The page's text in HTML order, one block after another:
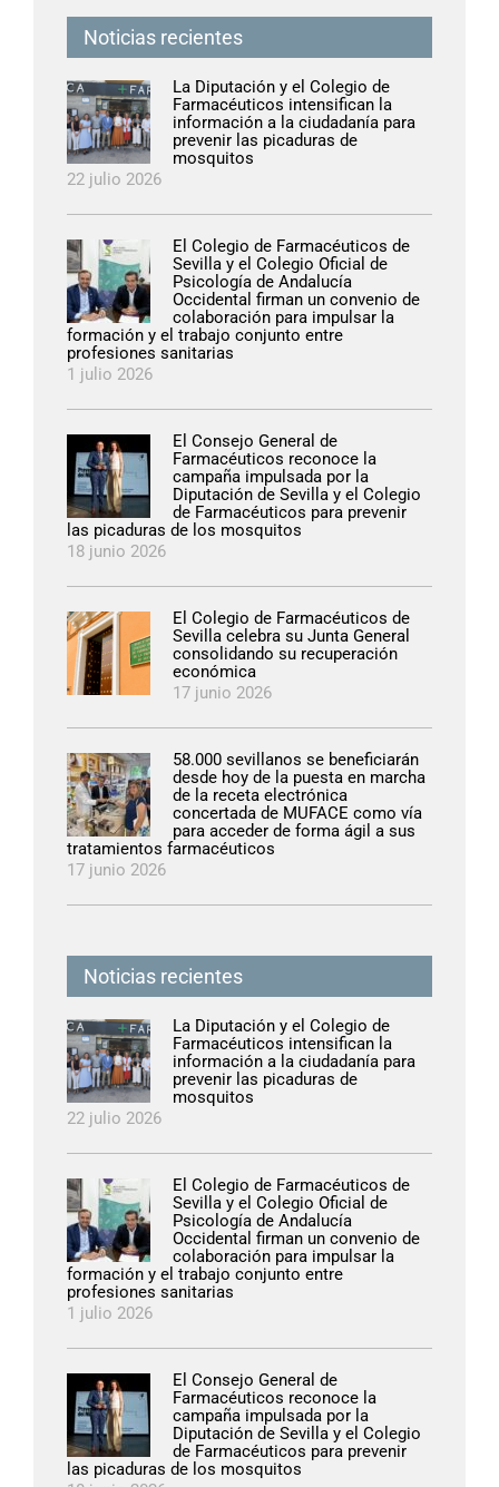
Noticias recientes
La Diputación y el Colegio de
Farmacéuticos intensifican la
información a la ciudadanía para
prevenir las picaduras de
mosquitos
22 julio 2026
El Colegio de Farmacéuticos de
Sevilla y el Colegio Oficial de
Psicología de Andalucía
Occidental firman un convenio de
colaboración para impulsar la
formación y el trabajo conjunto entre
profesiones sanitarias
1 julio 2026
El Consejo General de
Farmacéuticos reconoce la
campaña impulsada por la
Diputación de Sevilla y el Colegio
de Farmacéuticos para prevenir
las picaduras de los mosquitos
18 junio 2026
El Colegio de Farmacéuticos de
Sevilla celebra su Junta General
consolidando su recuperación
económica
17 junio 2026
58.000 sevillanos se beneficiarán
desde hoy de la puesta en marcha
de la receta electrónica
concertada de MUFACE como vía
para acceder de forma ágil a sus
tratamientos farmacéuticos
17 junio 2026
Noticias recientes
La Diputación y el Colegio de
Farmacéuticos intensifican la
información a la ciudadanía para
prevenir las picaduras de
mosquitos
22 julio 2026
El Colegio de Farmacéuticos de
Sevilla y el Colegio Oficial de
Psicología de Andalucía
Occidental firman un convenio de
colaboración para impulsar la
formación y el trabajo conjunto entre
profesiones sanitarias
1 julio 2026
El Consejo General de
Farmacéuticos reconoce la
campaña impulsada por la
Diputación de Sevilla y el Colegio
de Farmacéuticos para prevenir
las picaduras de los mosquitos